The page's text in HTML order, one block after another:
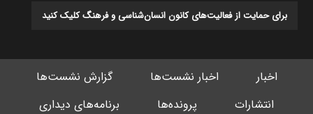
برای حمایت از فعالیت‌های کانون انسان‌شناسی و فرهنگ کلیک کنید
اخبار اخبار نشست‌ها
گزارش نشست‌ها
انتشارات
پرونده‌ها
برنامه‌های دیداری